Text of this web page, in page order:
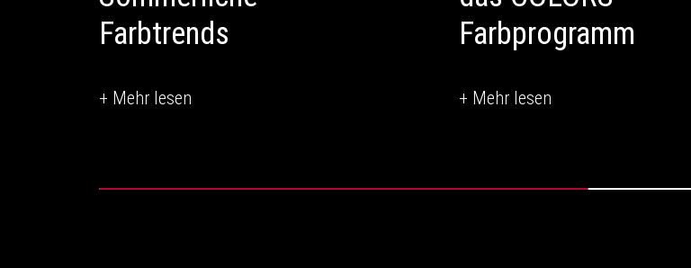
Farbtrends
+ Mehr lesen
Farbprogramm
+ Mehr lesen